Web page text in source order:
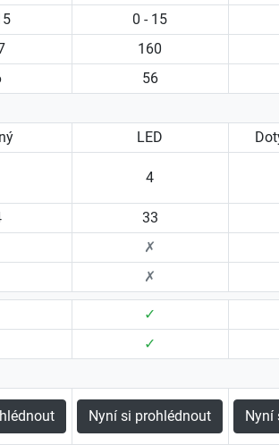
0 - 15
160
56
LED
4
33
✗
✗
✓
✓
Nyní si prohlédnout Nyní